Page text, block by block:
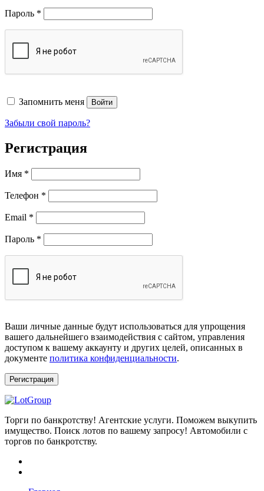
Пароль *
Запомнить меня Войти
Забыли свой пароль?
Регистрация
Имя *
Телефон *
Email *
Пароль *
Ваши личные данные будут использоваться для упрощения
вашего дальнейшего взаимодействия с сайтом, управления
доступом к вашему аккаунту и других целей, описанных в
документе политика конфиденциальности.
Регистрация
Торги по банкротству! Агентские услуги. Поможем выкупить
имущество. Поиск лотов по вашему запросу! Автомобили с
торгов по банкротству.